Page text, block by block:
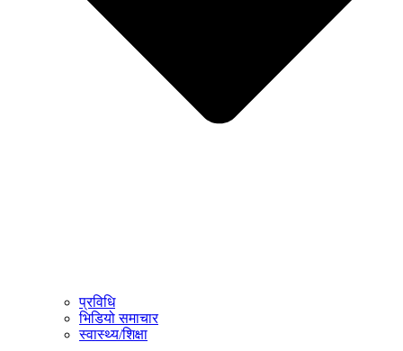
प्रविधि
भिडियो समाचार
स्वास्थ्य/शिक्षा